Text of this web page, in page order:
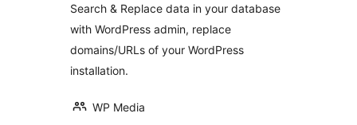
Search & Replace data in your database
with WordPress admin, replace
domains/URLs of your WordPress
installation.
WP Media